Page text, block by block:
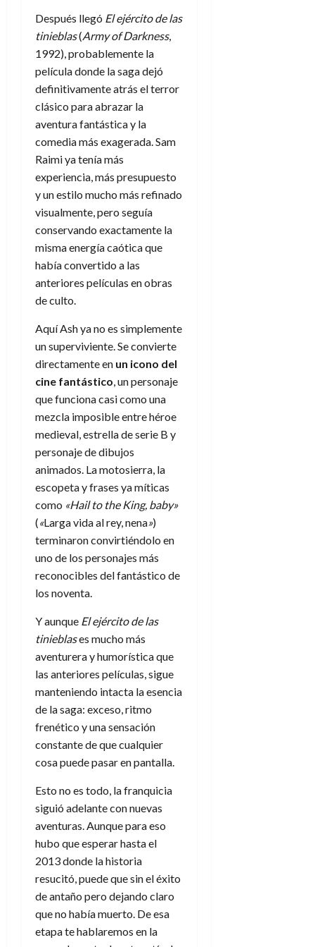
Después llegó El ejército de las
tinieblas(Army of Darkness,
1992), probablemente la
película donde la saga dejó
definitivamente atrás el terror
clásico para abrazar la
aventura fantástica y la
comedia más exagerada. Sam
Raimi ya tenía más
experiencia, más presupuesto
y un estilo mucho más refinado
visualmente, pero seguía
conservando exactamente la
misma energía caótica que
había convertido a las
anteriores películas en obras
de culto.
Aquí Ash ya no es simplemente
un superviviente. Se convierte
directamente en un icono del
cine fantástico , un personaje
que funciona casi como una
mezcla imposible entre héroe
medieval, estrella de serie B y
personaje de dibujos
animados. La motosierra, la
escopeta y frases ya míticas
como «Hail to the King, baby»
(«Larga vida al rey, nena»)
terminaron convirtiéndolo en
uno de los personajes más
reconocibles del fantástico de
los noventa.
Y aunque El ejército de las
tinieblases mucho más
aventurera y humorística que
las anteriores películas, sigue
manteniendo intacta la esencia
de la saga: exceso, ritmo
frenético y una sensación
constante de que cualquier
cosa puede pasar en pantalla.
Esto no es todo, la franquicia
siguió adelante con nuevas
aventuras. Aunque para eso
hubo que esperar hasta el
2013 donde la historia
resucitó, puede que sin el éxito
de antaño pero dejando claro
que no había muerto. De esa
etapa te hablaremos en la